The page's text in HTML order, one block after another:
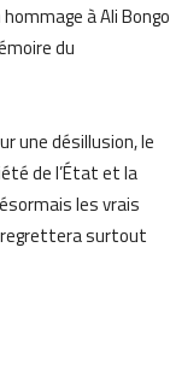
à Ali Bongo
du
une désillusion, le
de l’État et la
les vrais
regrettera surtout